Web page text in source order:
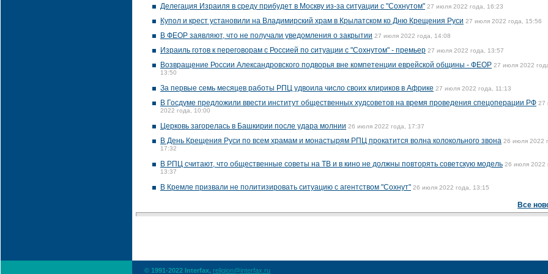
Делегация Израиля в среду прибудет в Москву из-за ситуации с "Сохнутом" 27 июля 2022 года, 16:23
Купол и крест установили на Владимирский храм в Крылатском ко Дню Крещения Руси 27 июля 2022 года, 15:56
В ФЕОР заявляют, что не получали уведомления о закрытии 27 июля 2022 года, 14:08
Израиль готов к переговорам с Россией по ситуации с "Сохнутом" - премьер 27 июля 2022 года, 13:57
Возвращение России Александровского подворья вне компетенции еврейской общины - ФЕОР 27 июля 2022
13:50
За первые семь месяцев работы РПЦ удвоила число своих клириков в Африке 27 июля 2022 года, 11:13
В Госдуме предложили ввести институт общественных худсоветов на время проведения спецоперации РФ 27
2022 года, 10:00
Церковь загорелась в Башкирии после удара молнии 26 июля 2022 года, 17:37
В День Крещения Руси по всем храмам и монастырям РПЦ прокатится волна колокольного звона 26 июля 2022
17:32
В РПЦ считают, что общественные советы на ТВ и в кино не должны повторять советскую модель 26 июля 2022
13:37
В Кремле призвали не политизировать ситуацию с агентством "Сохнут" 26 июля 2022 года, 13:15
Все
© 1991-2022 Interfax, religion@interfax.ru